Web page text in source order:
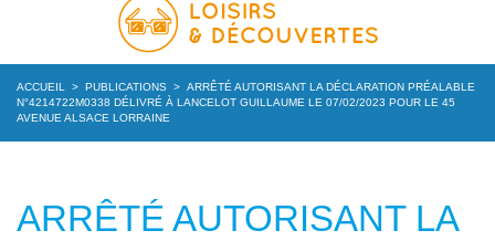
ACCUEIL > PUBLICATIONS > ARRÊTÉ AUTORISANT LA DÉCLARATION PRÉALABLE
N°4214722M0338 DÉLIVRÉ À LANCELOT GUILLAUME LE 07/02/2023 POUR LE 45
AVENUE ALSACE LORRAINE
ARRÊTÉ AUTORISANT LA